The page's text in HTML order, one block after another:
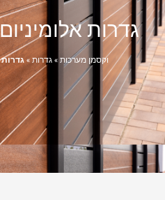
גדרות
וקסמן מערכות »גדרות »